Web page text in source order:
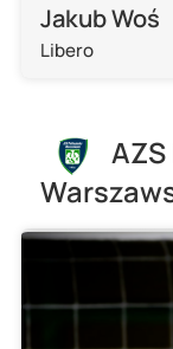
Jakub Woś
Libero